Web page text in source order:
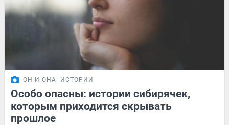
ОН И ОНА ИСТОРИИ
Особо опасны: истории сибирячек,
которым приходится скрывать
прошлое